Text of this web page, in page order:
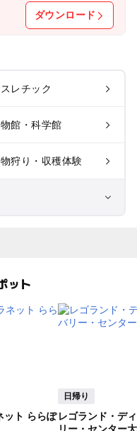
ダウンロード
レチック
館・科学館
狩り・収穫体験
園・フラワーパー
ット
ット ららぽ
日帰り
レゴランド・デ
リー・センター